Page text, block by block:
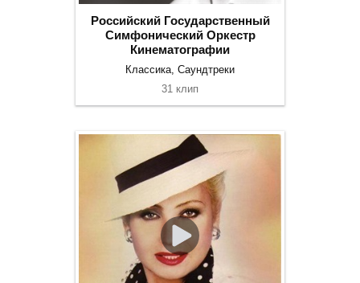
Российский Государственный
Симфонический Оркестр
Кинематографии
Классика, Саундтреки
31 клип